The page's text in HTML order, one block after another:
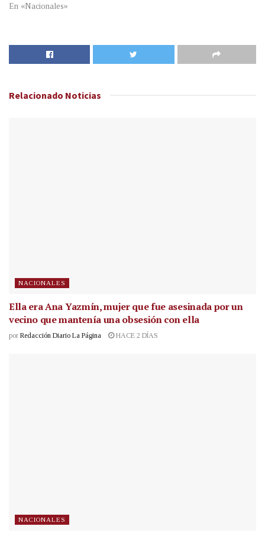
En «Nacionales»
Relacionado Noticias
NACIONALES
Ella era Ana Yazmín, mujer que fue asesinada por un
vecino que mantenía una obsesión con ella
por Redacción Diario La Página HACE 2 DÍAS
NACIONALES